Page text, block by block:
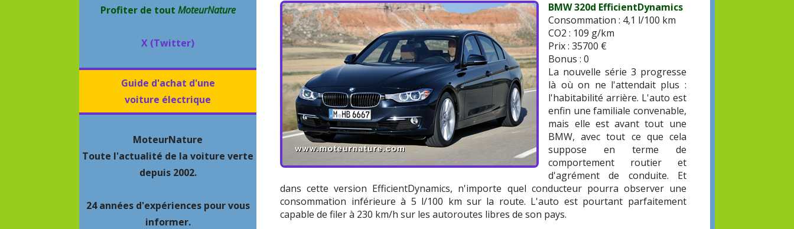
Profiter de tout MoteurNature
X (Twitter)
Guide d'achat d'une
voiture électrique
MoteurNature
Toute l'actualité de la voiture verte
depuis 2002.
24 années d'expériences pour vous
informer.
BMW 320d EfficientDynamics
Consommation : 4,1 l/100 km
CO2 : 109 g/km
Prix : 35700 €
Bonus : 0
La nouvelle série 3 progresse
là où on ne l'attendait plus :
l'habitabilité arrière. L'auto est
enfin une familiale convenable,
mais elle est avant tout une
BMW, avec tout ce que cela
suppose en terme de
comportement routier et
d'agrément de conduite. Et
dans cette version EfficientDynamics, n'importe quel conducteur pourra observer une
consommation inférieure à 5 l/100 km sur la route. L'auto est pourtant parfaitement
capable de filer à 230 km/h sur les autoroutes libres de son pays.